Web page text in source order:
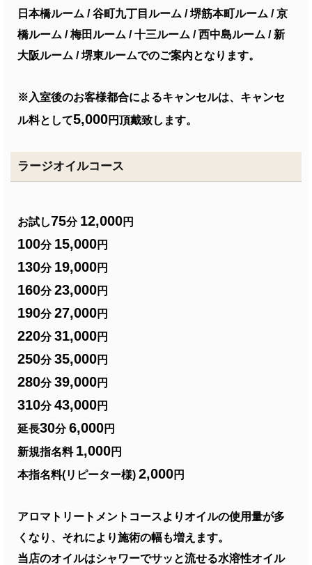
日本橋ルーム / 谷町九丁目ルーム / 堺筋本町ルーム / 京
橋ルーム / 梅田ルーム / 十三ルーム / 西中島ルーム / 新
大阪ルーム / 堺東ルームでのご案内となります。
※入室後のお客様都合によるキャンセルは、キャンセ
ル料として5,000円頂戴致します。
ラージオイルコース
お試し75分 12,000円
100分 15,000円
130分 19,000円
160分23,000円
190分27,000円
220分31,000円
250分35,000円
280分39,000円
310分43,000円
延長30分6,000円
新規指名料 1,000円
本指名料(リピーター様) 2,000円
アロマトリートメントコースよりオイルの使用量が多
くなり、それにより施術の幅も増えます。
当店のオイルはシャワーでサッと流せる水溶性オイル